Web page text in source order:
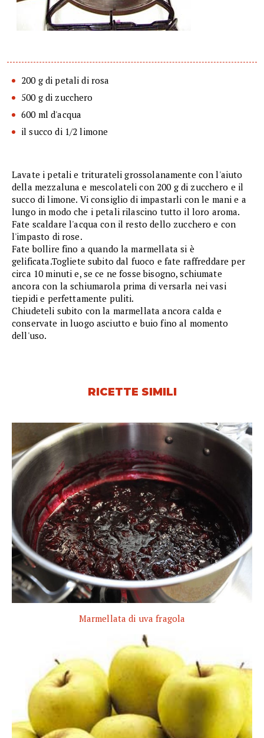
200 g di petali di rosa
500 g di zucchero
600 ml d'acqua
il succo di 1/2 limone
Lavate i petali e triturateli grossolanamente con l'aiuto
della mezzaluna e mescolateli con 200 g di zucchero e il
succo di limone. Vi consiglio di impastarli con le mani e a
lungo in modo che i petali rilascino tutto il loro aroma.
Fate scaldare l'acqua con il resto dello zucchero e con
l'impasto di rose.
Fate bollire fino a quando la marmellata si è
gelificata.Togliete subito dal fuoco e fate raffreddare per
circa 10 minuti e, se ce ne fosse bisogno, schiumate
ancora con la schiumarola prima di versarla nei vasi
tiepidi e perfettamente puliti.
Chiudeteli subito con la marmellata ancora calda e
conservate in luogo asciutto e buio fino al momento
dell'uso.
RICETTE SIMILI
Marmellata di uva fragola